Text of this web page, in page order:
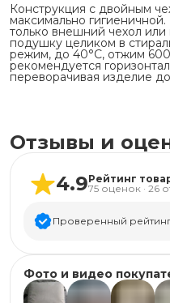
Конструкция с двойным
максимально
только внешний чехол
подушку целиком в
режим, до 40°C, отжим
рекомендуется
переворачивая изделие
Отзывы и
4.9Рейтинг
75 оценок · 26
Проверенный
звёзд
4 звезды
Фото и видео